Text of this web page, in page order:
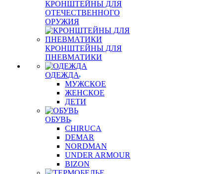
КРОНШТЕЙНЫ ДЛЯ
ОТЕЧЕСТВЕННОГО
ОРУЖИЯ
КРОНШТЕЙНЫ ДЛЯ
ПНЕВМАТИКИ
ОДЕЖДА
МУЖСКОЕ
ЖЕНСКОЕ
ДЕТИ
ОБУВЬ
CHIRUCA
DEMAR
NORDMAN
UNDER ARMOUR
BIZON